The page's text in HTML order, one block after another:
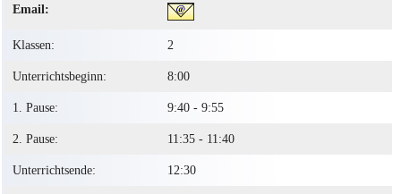
Email:
Klassen: 2
Unterrichtsbeginn: 8:00
1. Pause: 9:40 - 9:55
2. Pause: 11:35 - 11:40
Unterrichtsende: 12:30